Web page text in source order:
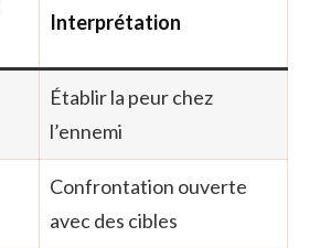
Interprétation
Établir la peur chez
l’ennemi
Confrontation ouverte
avec des cibles